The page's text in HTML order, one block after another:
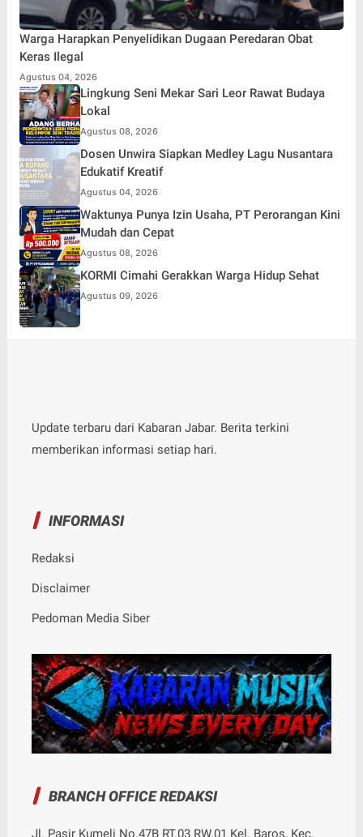
Warga Harapkan Penyelidikan Dugaan Peredaran Obat
Keras Ilegal
Agustus 04, 2026
Lingkung Seni Mekar Sari Leor Rawat Budaya
Lokal
Agustus 08, 2026
Dosen Unwira Siapkan Medley Lagu Nusantara
Edukatif Kreatif
Agustus 04, 2026
Waktunya Punya Izin Usaha, PT Perorangan Kini
Mudah dan Cepat
Agustus 08, 2026
KORMI Cimahi Gerakkan Warga Hidup Sehat
Agustus 09, 2026
Update terbaru dari Kabaran Jabar. Berita terkini
memberikan informasi setiap hari.
INFORMASI
Redaksi
Disclaimer
Pedoman Media Siber
BRANCH OFFICE REDAKSI
Jl. Pasir Kumeli No.47B RT.03 RW.01 Kel. Baros, Kec.